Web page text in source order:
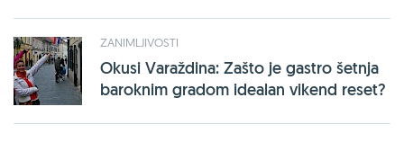
ZANIMLJIVOSTI
Okusi Varaždina: Zašto je gastro šetnja
baroknim gradom idealan vikend reset?